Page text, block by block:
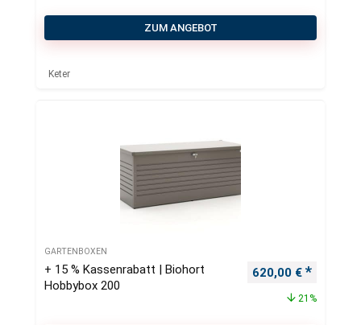
ZUM ANGEBOT
Keter
GARTENBOXEN
+ 15 % Kassenrabatt | Biohort
Hobbybox 200
Ursprünglicher
620,00 €
21%